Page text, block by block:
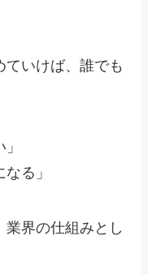
ていけば、誰でも
る」
業界の仕組みとし